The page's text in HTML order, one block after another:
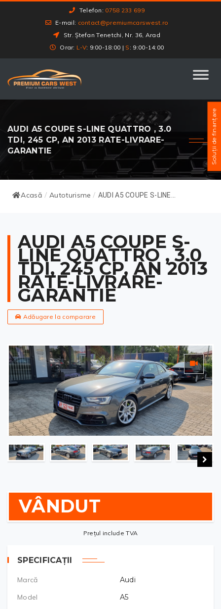
Telefon: 0758 233 699
E-mail: contact@premiumcarswest.ro
Str. Ștefan Tenetchi, Nr. 36, Arad
Orar: L-V: 9:00-18:00 | S : 9:00-14:00
AUDI A5 COUPE S-LINE QUATTRO , 3.0
TDI, 245 CP, AN 2013 RATE-LIVRARE-
GARANTIE
Acasă / Autoturisme / AUDI A5 COUPE S-LINE...
AUDI A5 COUPE S-
LINE QUATTRO , 3.0
TDI, 245 CP, AN 2013
RATE-LIVRARE-
GARANTIE
Adăugare la comparare
VÂNDUT
Prețul include TVA
SPECIFICAȚII
Marcă
Audi
Model
A5
Soluții de finanțare